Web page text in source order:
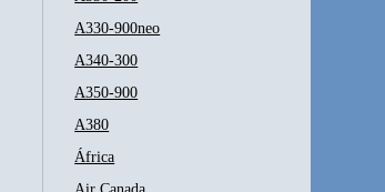
A330-900neo
A340-300
A350-900
A380
África